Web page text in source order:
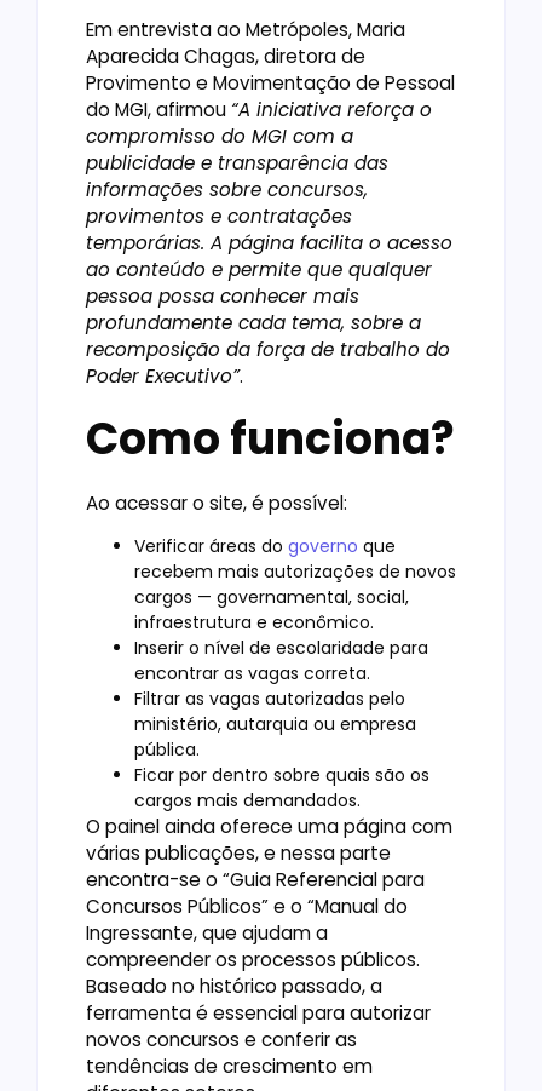
Em entrevista ao Metrópoles, Maria
Aparecida Chagas, diretora de
Provimento e Movimentação de Pessoal
do MGI, afirmou “A iniciativa reforça o
compromisso do MGI com a
publicidade e transparência das
informações sobre concursos,
provimentos e contratações
temporárias. A página facilita o acesso
ao conteúdo e permite que qualquer
pessoa possa conhecer mais
profundamente cada tema, sobre a
recomposição da força de trabalho do
Poder Executivo”.
Como funciona?
Ao acessar o site, é possível:
Verificar áreas do governo que
recebem mais autorizações de novos
cargos — governamental, social,
infraestrutura e econômico.
Inserir o nível de escolaridade para
encontrar as vagas correta.
Filtrar as vagas autorizadas pelo
ministério, autarquia ou empresa
pública.
Ficar por dentro sobre quais são os
cargos mais demandados.
O painel ainda oferece uma página com
várias publicações, e nessa parte
encontra-se o “Guia Referencial para
Concursos Públicos” e o “Manual do
Ingressante, que ajudam a
compreender os processos públicos.
Baseado no histórico passado, a
ferramenta é essencial para autorizar
novos concursos e conferir as
tendências de crescimento em